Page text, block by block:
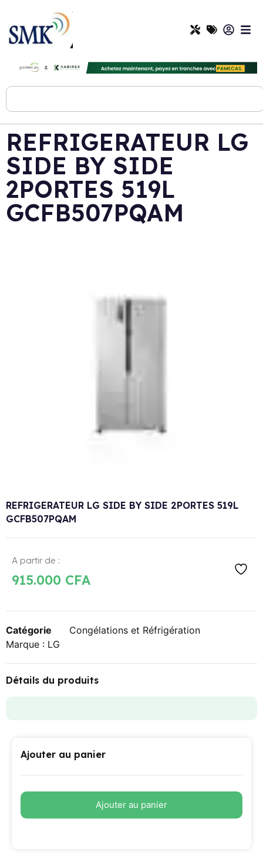
REFRIGERATEUR LG
SIDE BY SIDE
2PORTES 519L
GCFB507PQAM
REFRIGERATEUR LG SIDE BY SIDE 2PORTES 519L
GCFB507PQAM
A partir de :
915.000 CFA
Catégorie
Congélations et Réfrigération
Marque : LG
Détails du produits
Ajouter au panier
Ajouter au panier